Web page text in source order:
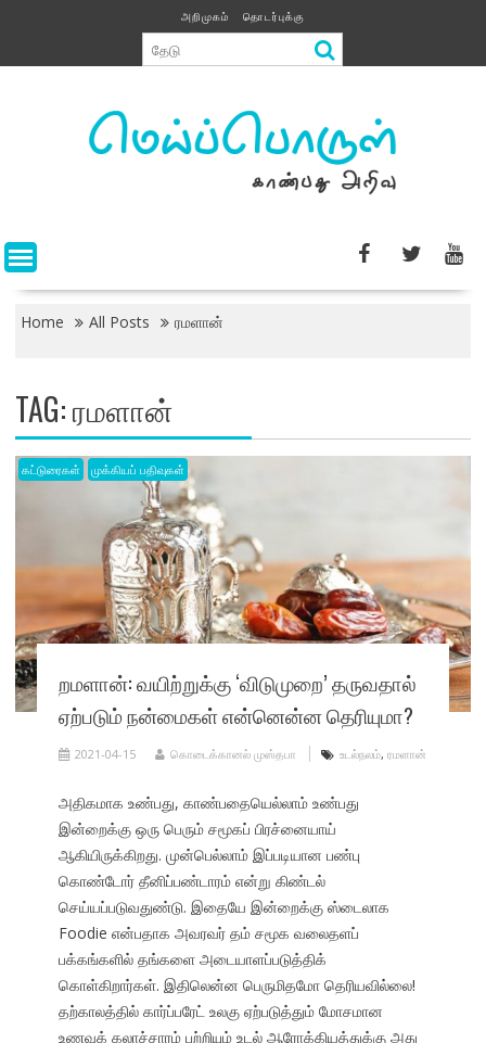
content
அறிமுகம் தொடர்புக்கு
Home All Posts ரமளான்
TAG:ரமளான்
கட்டுரைகள் முக்கியப் பதிவுகள்
றமளான்: வயிற்றுக்கு ‘விடுமுறை’ தருவதால்
ஏற்படும் நன்மைகள் என்னென்ன தெரியுமா?
2021-04-15 கொடைக்கானல் முஸ்தபா உடல்நலம், ரமளான்
அதிகமாக உண்பது, காண்பதையெல்லாம் உண்பது
இன்றைக்கு ஒரு பெரும் சமூகப் பிரச்னையாய்
ஆகியிருக்கிறது. முன்பெல்லாம் இப்படியான பண்பு
கொண்டோர் தீனிப்பண்டாரம் என்று கிண்டல்
செய்யப்படுவதுண்டு. இதையே இன்றைக்கு ஸ்டைலாக
Foodie என்பதாக அவரவர் தம் சமூக வலைதளப்
பக்கங்களில் தங்களை அடையாளப்படுத்திக்
கொள்கிறார்கள். இதிலென்ன பெருமிதமோ தெரியவில்லை!
தற்காலத்தில் கார்ப்பரேட் உலகு ஏற்படுத்தும் மோசமான
உணவுக் கலாச்சாரம் பற்றியும் உடல் ஆரோக்கியத்துக்கு அது